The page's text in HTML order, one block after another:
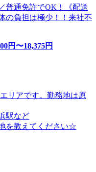
普通免許でOK！《配送
の負担は極少！！来社不
円〜18,375円
リアです。勤務地は原
駅など
を教えてください☆